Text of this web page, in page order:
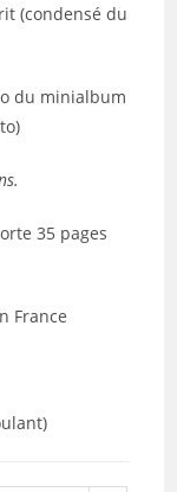
(condensé du
du minialbum
35 pages
France